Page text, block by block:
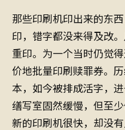
那些印刷机印出来的东
印，错字都没来得及改
重印。为一个当时仍觉
价地批量印刷赎罪券。
本，如今被排成活字，
缮写室固然缓慢，但至
新的印刷机很快，却没有